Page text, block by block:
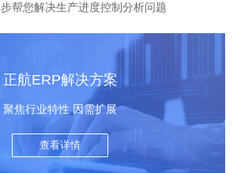
帮您解决生产进度控制分析问题
正航ERP解决方案
聚焦行业特性 因需扩展
查看详情